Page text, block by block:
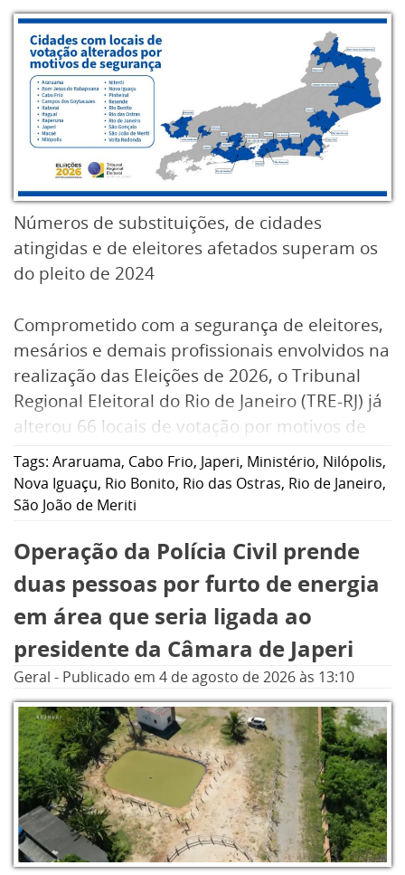
Números de substituições, de cidades
atingidas e de eleitores afetados superam os
do pleito de 2024
Comprometido com a segurança de eleitores,
mesários e demais profissionais envolvidos na
realização das Eleições de 2026, o Tribunal
Regional Eleitoral do Rio de Janeiro (TRE-RJ) já
alterou 66 locais de votação por motivos de
segurança. A medida que afeta cerca de 188
mil eleitores, de 20 cidades, é fruto de uma
decisão do presidente do órgão,
após uma análise produzida pelo Grupo de
Trabalho Unificado de Defesa da Integridade
Eleitoral. O comitê é formado pelo Sistema de
Justiça Eleitoral e pelos setores de inteligência
das forças de segurança, com o objetivo de
impedir que a votação seja realizada em
locais dominados pelo crime organizado e
classificados como de alto risco.
Tags: Araruama, Cabo Frio, Japeri, Ministério, Nilópolis,
Nova Iguaçu, Rio Bonito, Rio das Ostras, Rio de Janeiro,
São João de Meriti
Operação da Polícia Civil prende
duas pessoas por furto de energia
em área que seria ligada ao
presidente da Câmara de Japeri
Geral - Publicado em 4 de agosto de 2026às 13:10